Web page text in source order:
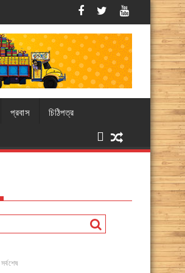
এবারও চামড়ার বাজারে ধস, বিপাকে
প্রবাস চিঠিপত্র
সর্বশেষ